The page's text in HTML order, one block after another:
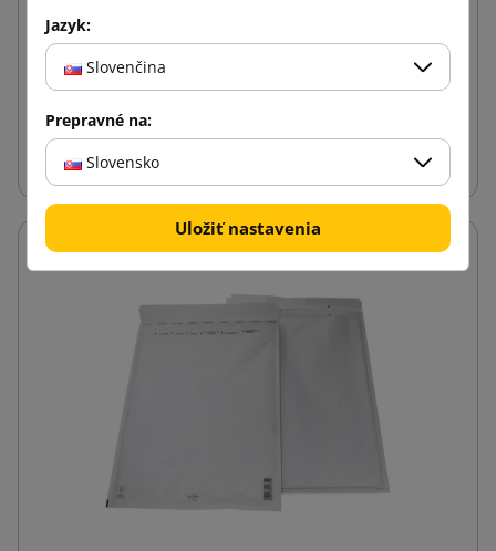
Vložiť do košíka
Jazyk:
Slovenčina
Prepravné na:
Slovensko
Uložiť nastavenia